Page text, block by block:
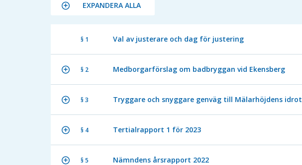
EXPANDERA ALLA
§ 1 Val av justerare och dag för justering
§ 2 Medborgarförslag om badbryggan vid Ekensberg
§ 3 Tryggare och snyggare genväg till Mälarhöjdens
§ 4 Tertialrapport 1 för 2023
§ 5 Nämndens årsrapport 2022